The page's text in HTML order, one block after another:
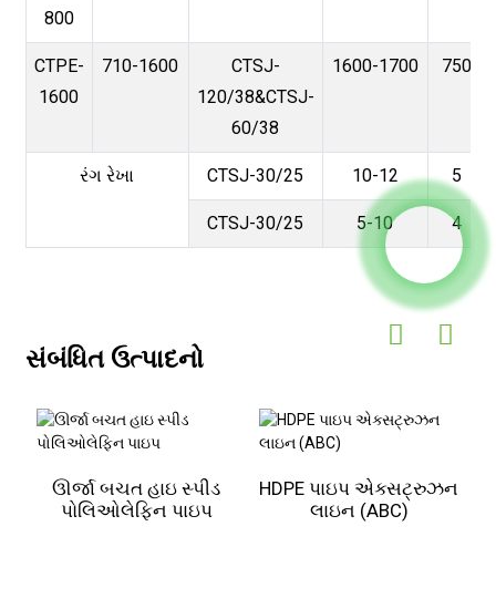
800
CTPE-
1600
710-1600
CTSJ-
120/38&CTSJ-
60/38
1600-1700 750
રંગ રેખા CTSJ-30/25 10-12 5
CTSJ-30/25 5-10 4
સંબંધિત ઉત્પાદનો
ઊર્જા બચત હાઇ સ્પીડ
પોલિઓલેફિન પાઇપ
HDPE પાઇપ એક્સટ્રુઝન
લાઇન (ABC)